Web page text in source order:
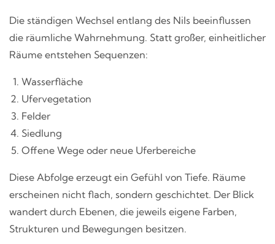
Die ständigen Wechsel entlang des Nils beeinflussen
die räumliche Wahrnehmung. Statt großer, einheitlicher
Räume entstehen Sequenzen:
Wasserfläche
Ufervegetation
Felder
Siedlung
Offene Wege oder neue Uferbereiche
Diese Abfolge erzeugt ein Gefühl von Tiefe. Räume
erscheinen nicht flach, sondern geschichtet. Der Blick
wandert durch Ebenen, die jeweils eigene Farben,
Strukturen und Bewegungen besitzen.